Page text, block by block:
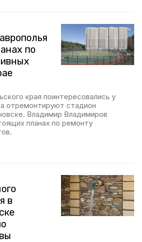
по
края поинтересовались у
отремонтируют стадион
Владимир Владимиров
планах по ремонту
в